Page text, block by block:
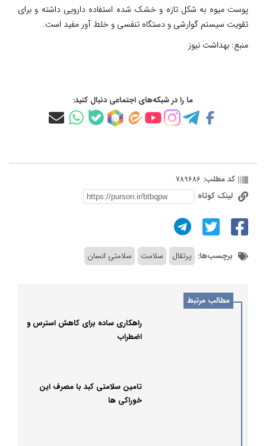
پوست میوه به شکل تازه و خشک شده استفاده دارویی داشته و برای
تقویت سیستم گوارشی و دستگاه تنفسی و خلط آور مفید است.
منبع: بهداشت نیوز
ما را در شبکه‌های اجتماعی دنبال کنید:
کد مطلب: 789686
لینک کوتاه
برچسب‌ها: پرتقال سلامت سلامتی انسان
مطالب مرتبط
راهکاری ساده برای کاهش استرس و
اضطراب
تامین سلامتی کبد با مصرف این
خوراکی ها